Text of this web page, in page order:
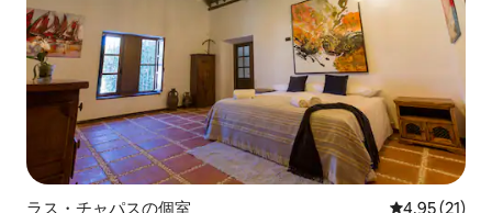
ラス・チャパスの個室 レビュー21
4.95 (21)